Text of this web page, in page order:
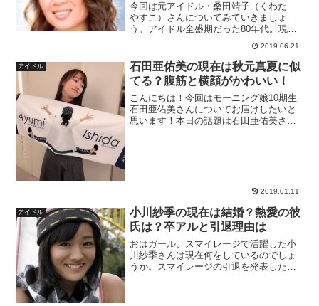
今回は元アイドル・桑田靖子（くわた
やすこ）さんについてみていきましょ
う。アイドル全盛期だった80年代。現在
も歌手や女優として活躍している元アイ
ドルを、たくさん世に生み出した時代で
す。「不作の83年組」って皆さんご存知
でしょうか。桑田康子さ...
2019.06.21
アイドル
石田亜佑美の現在は秋元真夏に似
てる？腹筋と横顔がかわいい！
こんにちは！今回はモーニング娘10期生
石田亜佑美さんについてお届けしたいと
思います！本日の話題は石田亜佑美さん
2019.01.11
アイドル
小川紗季の現在は結婚？熱愛の彼
氏は？卒アルと引退理由は
おはガール、スマイレージで活躍した小
川紗季さんは現在何をしているのでしょ
うか。スマイレージの引退を発表した時